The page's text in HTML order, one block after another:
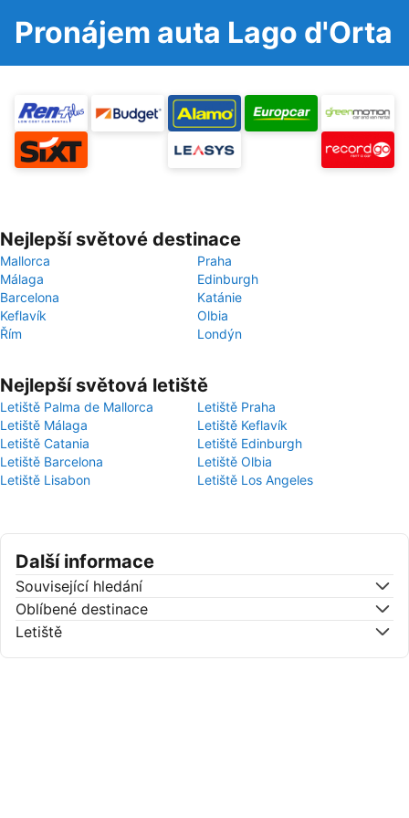
Pronájem auta Lago d'Orta
Nejlepší světové destinace
Mallorca
Praha
Málaga
Edinburgh
Barcelona
Katánie
Keflavík
Olbia
Řím
Londýn
Nejlepší světová letiště
Letiště Palma de Mallorca
Letiště Praha
Letiště Málaga
Letiště Keflavík
Letiště Catania
Letiště Edinburgh
Letiště Barcelona
Letiště Olbia
Letiště Lisabon
Letiště Los Angeles
Další informace
Související hledání
Oblíbené destinace
Letiště